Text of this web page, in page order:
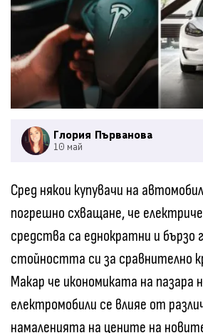
Глория Първанова
10 май
Сред някои купувачи на
погрешно схващане, че
средства са еднократни и бързо
стойността си за сравнително
Макар че икономиката на пазара
електромобили се влияе от
намаленията на цените на